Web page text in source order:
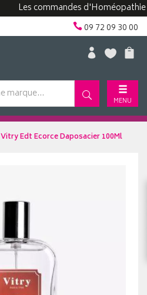
Les commandes d'Homéopathie
09 72 09 30 00
MENU
Vitry Edt Ecorce Daposacier 100Ml